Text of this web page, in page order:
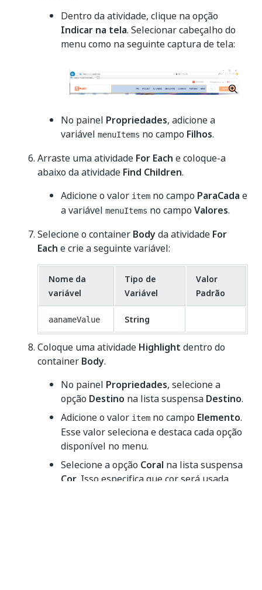
Dentro da atividade, clique na opção
Indicar na tela. Selecionar cabeçalho do
menu como na seguinte captura de tela:
No painel Propriedades, adicione a
variável menuItems no campo Filhos.
Arraste uma atividade For Each e coloque-a
abaixo da atividade Find Children.
Adicione o valor item no campo ParaCada e
a variável menuItems no campo Valores.
Selecione o container Bodyda atividade For
Each e crie a seguinte variável:
Nome da
variável
Tipo de
Variável
Valor
Padrão
aanameValue String
Coloque uma atividade Highlight dentro do
container Body.
No painel Propriedades, selecione a
opção Destino na lista suspensa Destino.
Adicione o valor item no campo Elemento.
Esse valor seleciona e destaca cada opção
disponível no menu.
Selecione a opção Coral na lista suspensa
Cor . Isso especifica que cor será usada